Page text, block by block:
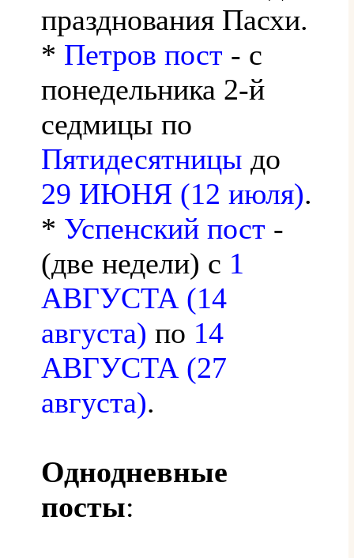
празднования Пасхи.
* Петров пост - с
понедельника 2-й
седмицы по
Пятидесятницы до
29 ИЮНЯ (12 июля).
* Успенский пост -
(две недели) с 1
АВГУСТА (14
августа) по 14
АВГУСТА (27
августа).
Однодневные
посты: